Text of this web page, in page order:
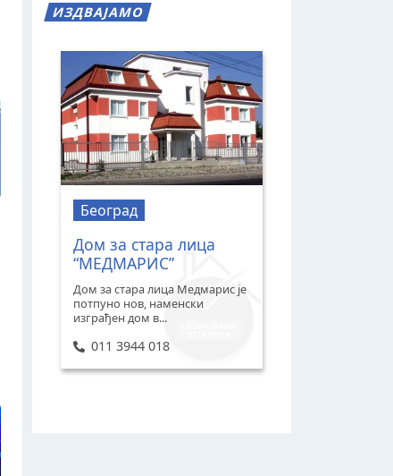
ИЗДВАЈАМО
Београд
Дом за стара лица
“МЕДМАРИС”
Дом за стара лица Медмарис је
потпуно нов, наменски
изграђен дом в...
011 3944 018